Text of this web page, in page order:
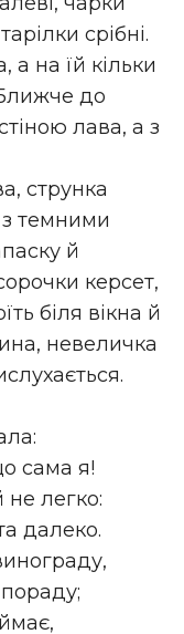
срібні.
а на їй кільки
до
лава, а з
струнка
темними
й
керсет,
біля вікна й
невеличка
сама я!
не легко:
далеко.